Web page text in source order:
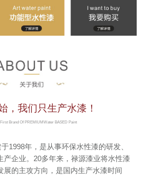
，我们只生产水漆！
Brand Of PREMIUMWater BASED Paint
1998年，是从事环保水性漆的研发、
产企业。20多年来，禄源漆业将水性漆
展的主攻方向，是国内生产水漆时间